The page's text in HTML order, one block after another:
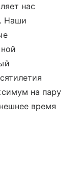
нас
Наши
на пару
время